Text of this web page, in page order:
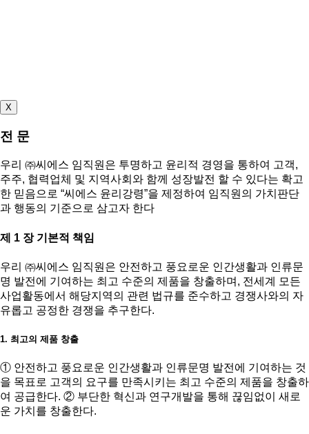
X
전 문
우리 ㈜씨에스 임직원은 투명하고 윤리적 경영을 통하여 고객,
주주, 협력업체 및 지역사회와 함께 성장발전 할 수 있다는 확고
한 믿음으로 “씨에스 윤리강령”을 제정하여 임직원의 가치판단
과 행동의 기준으로 삼고자 한다
제 1 장 기본적 책임
우리 ㈜씨에스 임직원은 안전하고 풍요로운 인간생활과 인류문
명 발전에 기여하는 최고 수준의 제품을 창출하며, 전세계 모든
사업활동에서 해당지역의 관련 법규를 준수하고 경쟁사와의 자
유롭고 공정한 경쟁을 추구한다.
1. 최고의 제품 창출
① 안전하고 풍요로운 인간생활과 인류문명 발전에 기여하는 것
을 목표로 고객의 요구를 만족시키는 최고 수준의 제품을 창출하
여 공급한다. ② 부단한 혁신과 연구개발을 통해 끊임없이 새로
운 가치를 창출한다.